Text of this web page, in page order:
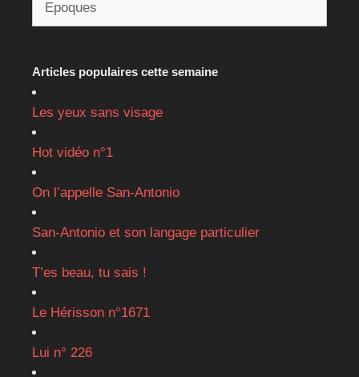
Articles populaires cette semaine
Les yeux sans visage
Hot vidéo n°1
On l’appelle San-Antonio
San-Antonio et son langage particulier
T’es beau, tu sais !
Le Hérisson n°1671
Lui n° 226